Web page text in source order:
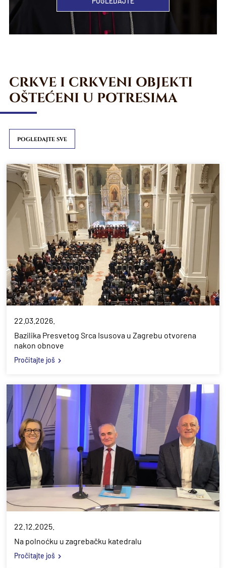
CRKVE I CRKVENI OBJEKTI
OŠTEĆENI U POTRESIMA
POGLEDAJTE SVE
22.03.2026.
Bazilika Presvetog Srca Isusova u Zagrebu otvorena
nakon obnove
Pročitajte još
22.12.2025.
Na polnoćku u zagrebačku katedralu
Pročitajte još